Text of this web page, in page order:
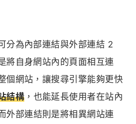
分為內部連結與外部連結 2
將自身網站內的頁面相互連
個網站，讓搜尋引擎能夠更快
結構 ，也能延長使用者在站內
外部連結則是將相異網站連